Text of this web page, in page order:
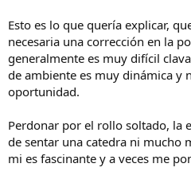
Esto es lo que quería explicar,
necesaria una corrección en la
generalmente es muy difícil
de ambiente es muy dinámica y
oportunidad.
Perdonar por el rollo soltado, la
de sentar una catedra ni mucho
mi es fascinante y a veces me